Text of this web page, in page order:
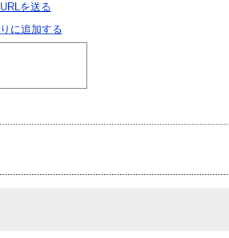
を送る
に追加する